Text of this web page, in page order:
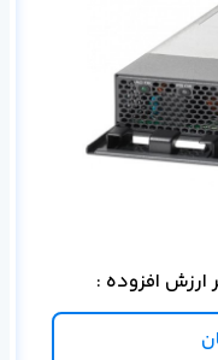
ارزش افزوده :